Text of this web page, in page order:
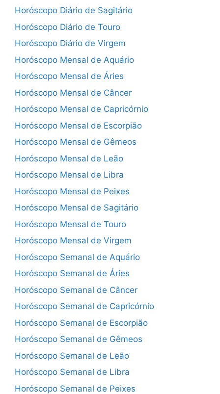
Horóscopo Diário de Sagitário
Horóscopo Diário de Touro
Horóscopo Diário de Virgem
Horóscopo Mensal de Aquário
Horóscopo Mensal de Áries
Horóscopo Mensal de Câncer
Horóscopo Mensal de Capricórnio
Horóscopo Mensal de Escorpião
Horóscopo Mensal de Gêmeos
Horóscopo Mensal de Leão
Horóscopo Mensal de Libra
Horóscopo Mensal de Peixes
Horóscopo Mensal de Sagitário
Horóscopo Mensal de Touro
Horóscopo Mensal de Virgem
Horóscopo Semanal de Aquário
Horóscopo Semanal de Áries
Horóscopo Semanal de Câncer
Horóscopo Semanal de Capricórnio
Horóscopo Semanal de Escorpião
Horóscopo Semanal de Gêmeos
Horóscopo Semanal de Leão
Horóscopo Semanal de Libra
Horóscopo Semanal de Peixes